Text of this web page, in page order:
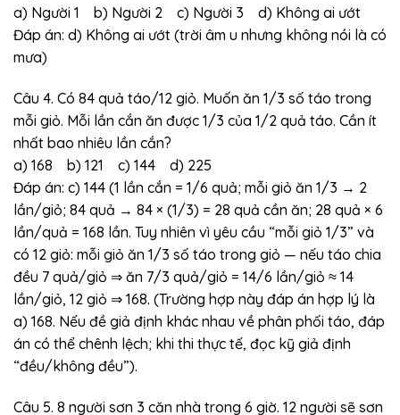
a) Người 1 b) Người 2 c) Người 3 d) Không ai ướt
Đáp án: d) Không ai ướt (trời âm u nhưng không nói là có
mưa)
Câu 4. Có 84 quả táo/12 giỏ. Muốn ăn 1/3 số táo trong
mỗi giỏ. Mỗi lần cắn ăn được 1/3 của 1/2 quả táo. Cần ít
nhất bao nhiêu lần cắn?
a) 168 b) 121 c) 144 d) 225
Đáp án: c) 144 (1 lần cắn = 1/6 quả; mỗi giỏ ăn 1/3 → 2
lần/giỏ; 84 quả → 84 × (1/3) = 28 quả cần ăn; 28 quả × 6
lần/quả = 168 lần. Tuy nhiên vì yêu cầu “mỗi giỏ 1/3” và
có 12 giỏ: mỗi giỏ ăn 1/3 số táo trong giỏ — nếu táo chia
đều 7 quả/giỏ ⇒ ăn 7/3 quả/giỏ = 14/6 lần/giỏ ≈ 14
lần/giỏ, 12 giỏ ⇒ 168. (Trường hợp này đáp án hợp lý là
a) 168. Nếu đề giả định khác nhau về phân phối táo, đáp
án có thể chênh lệch; khi thi thực tế, đọc kỹ giả định
“đều/không đều”).
Câu 5. 8 người sơn 3 căn nhà trong 6 giờ. 12 người sẽ sơn